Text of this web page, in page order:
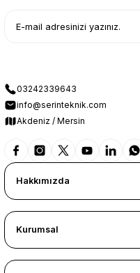
03242339643
info@serinteknik.com
Akdeniz / Mersin
Hakkımızda
Kurumsal